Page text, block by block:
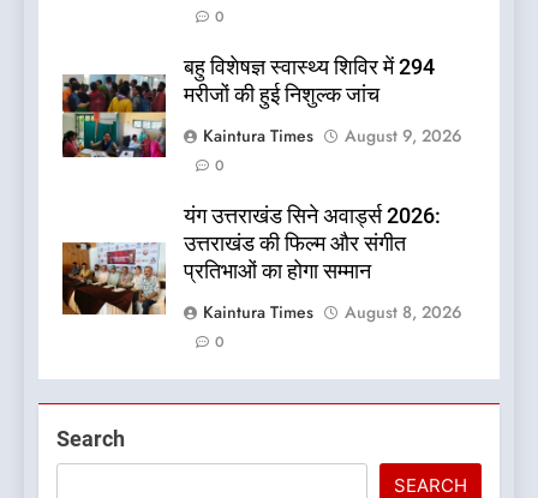
0
बहु विशेषज्ञ स्वास्थ्य शिविर में 294
मरीजों की हुई निशुल्क जांच
Kaintura Times
August 9, 2026
0
यंग उत्तराखंड सिने अवार्ड्स 2026:
उत्तराखंड की फिल्म और संगीत
प्रतिभाओं का होगा सम्मान
Kaintura Times
August 8, 2026
0
Search
SEARCH